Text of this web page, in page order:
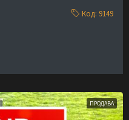
Код: 9149
ПРОДАВА